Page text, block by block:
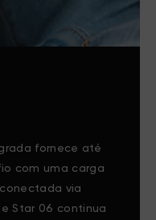
fornece até
com uma carga
via
Star 06 continua